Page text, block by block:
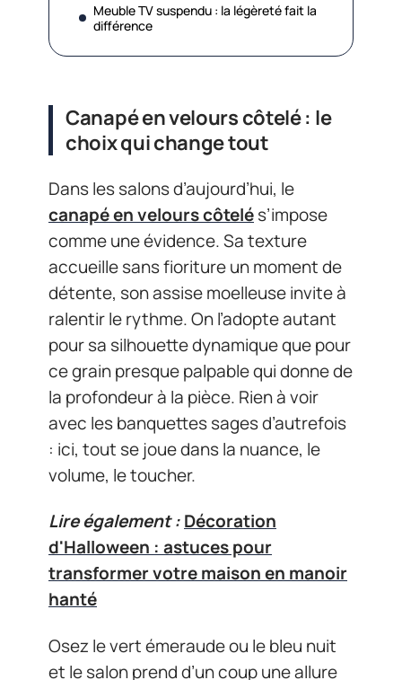
Meuble TV suspendu : la légèreté fait la
différence
Canapé en velours côtelé : le
choix qui change tout
Dans les salons d’aujourd’hui, le
canapé en velours côtelés’impose
comme une évidence. Sa texture
accueille sans fioriture un moment de
détente, son assise moelleuse invite à
ralentir le rythme. On l’adopte autant
pour sa silhouette dynamique que pour
ce grain presque palpable qui donne de
la profondeur à la pièce. Rien à voir
avec les banquettes sages d’autrefois
: ici, tout se joue dans la nuance, le
volume, le toucher.
Lire également :Décoration
d'Halloween : astuces pour
transformer votre maison en manoir
hanté
Osez le vert émeraude ou le bleu nuit
et le salon prend d’un coup une allure